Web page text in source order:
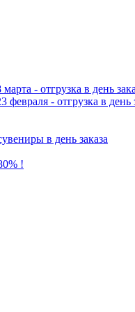
- отгрузка в день
- отгрузка в день
в день заказа
!